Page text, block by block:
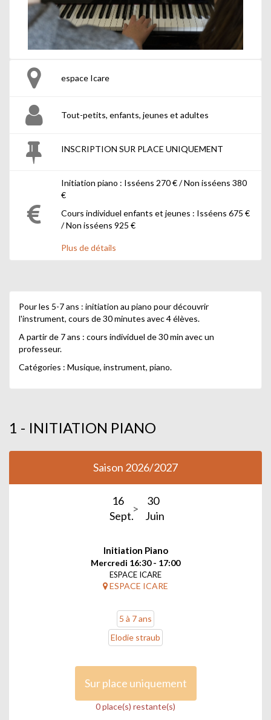
espace Icare
Tout-petits, enfants, jeunes et adultes
INSCRIPTION SUR PLACE UNIQUEMENT
Initiation piano : Isséens 270 € / Non isséens 380
€
Cours individuel enfants et jeunes : Isséens 675 €
/ Non isséens 925 €
Forfait instrument + solfège isséens : 800 € / Non
Plus de détails
Pour les 5-7 ans : initiation au piano pour découvrir
l'instrument, cours de 30 minutes avec 4 élèves.
A partir de 7 ans : cours individuel de 30 min avec un
professeur.
Catégories : Musique, instrument, piano.
1 - INITIATION PIANO
Saison 2026/2027
16
Sept.
30
Juin
Initiation Piano
Mercredi 16:30 - 17:00
ESPACE ICARE
ESPACE ICARE
5 à 7 ans
Elodie straub
Sur place uniquement
0 place(s) restante(s)